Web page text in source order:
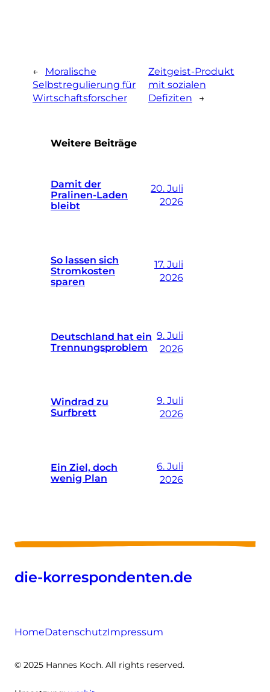
←
Moralische
Selbstregulierung für
Wirtschaftsforscher
Zeitgeist-Produkt
mit sozialen
Defiziten
→
Weitere Beiträge
Damit der
Pralinen-Laden
bleibt
20. Juli
2026
So lassen sich
Stromkosten
sparen
17. Juli
2026
Deutschland hat ein
Trennungsproblem
9. Juli
2026
Windrad zu
Surfbrett
9. Juli
2026
Ein Ziel, doch
wenig Plan
6. Juli
2026
die-korrespondenten.de
HomeDatenschutzImpressum
© 2025 Hannes Koch. All rights reserved.